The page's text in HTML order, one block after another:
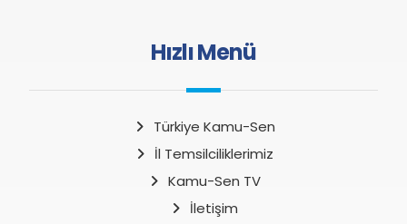
Hızlı Menü
Türkiye Kamu-Sen
İl Temsilciliklerimiz
Kamu-Sen TV
İletişim